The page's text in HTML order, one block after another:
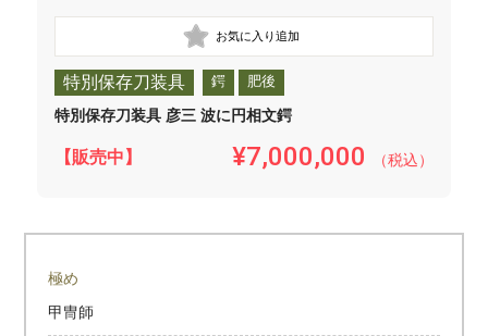
特別保存刀装具 鍔 肥後
特別保存刀装具 彦三 波に円相文鍔
【販売中】 ¥7,000,000 （税込）
極め
甲冑師